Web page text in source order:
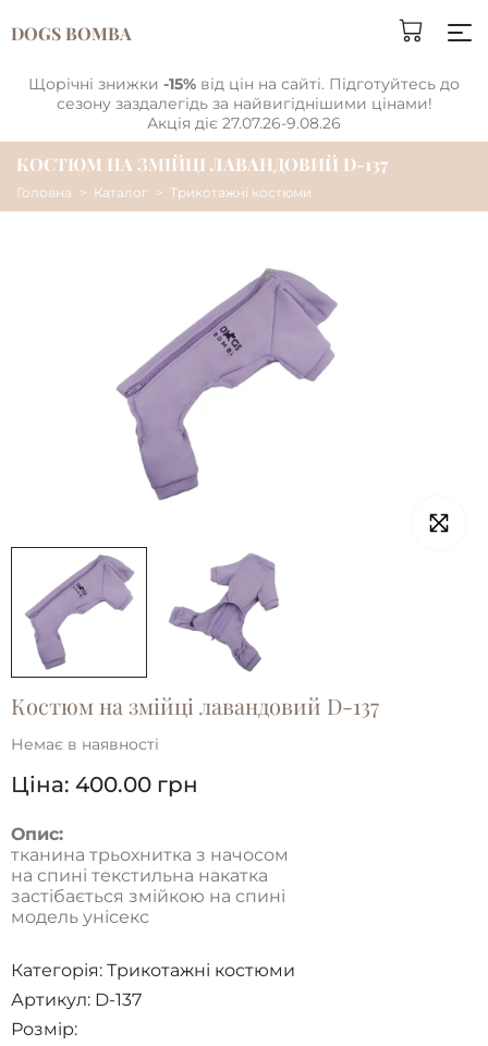
DOGS BOMBA
Щорічні знижки -15% від цін на сайті. Підготуйтесь до
сезону заздалегідь за найвигіднішими цінами!
Акція діє 27.07.26-9.08.26
КОСТЮМ НА ЗМІЙЦІ ЛАВАНДОВИЙ D-137
Головна Каталог Трикотажні костюми
Костюм на змійці лавандовий D-137
Немає в наявності
Ціна: 400.00 грн
Опис:
тканина трьохнитка з начосом
на спині текстильна накатка
застібається змійкою на спині
модель унісекс
Категорія: Трикотажні костюми
Артикул: D-137
Розмір: